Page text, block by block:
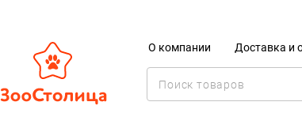
О компании Доставка и
Корма для кошек